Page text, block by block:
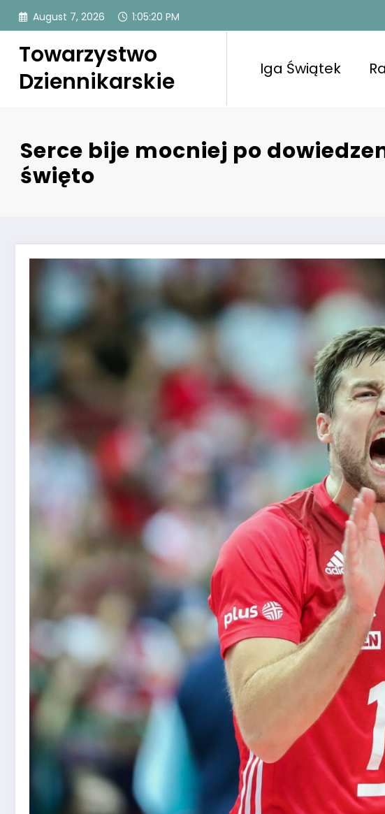
Skip
content
August 7, 2026 1:05:21 PM
Towarzystwo
Dziennikarskie
Iga Świątek
Serce bije mocniej po
święto